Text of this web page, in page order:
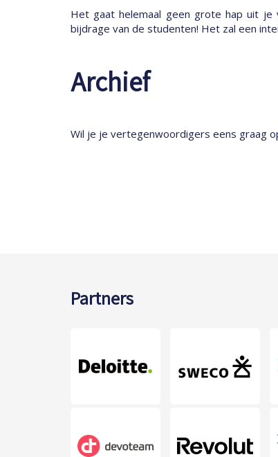
Het gaat helemaal geen grote hap uit
bijdrage van de studenten! Het zal een
Archief
Wil je je vertegenwoordigers eens graag
Partners